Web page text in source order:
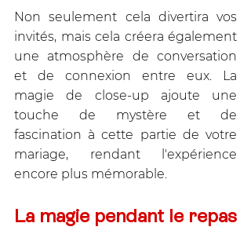
Non seulement cela divertira vos
invités, mais cela créera également
une atmosphère de conversation
et de connexion entre eux. La
magie de close-up ajoute une
touche de mystère et de
fascination à cette partie de votre
mariage, rendant l'expérience
encore plus mémorable.
La magie pendant le repas